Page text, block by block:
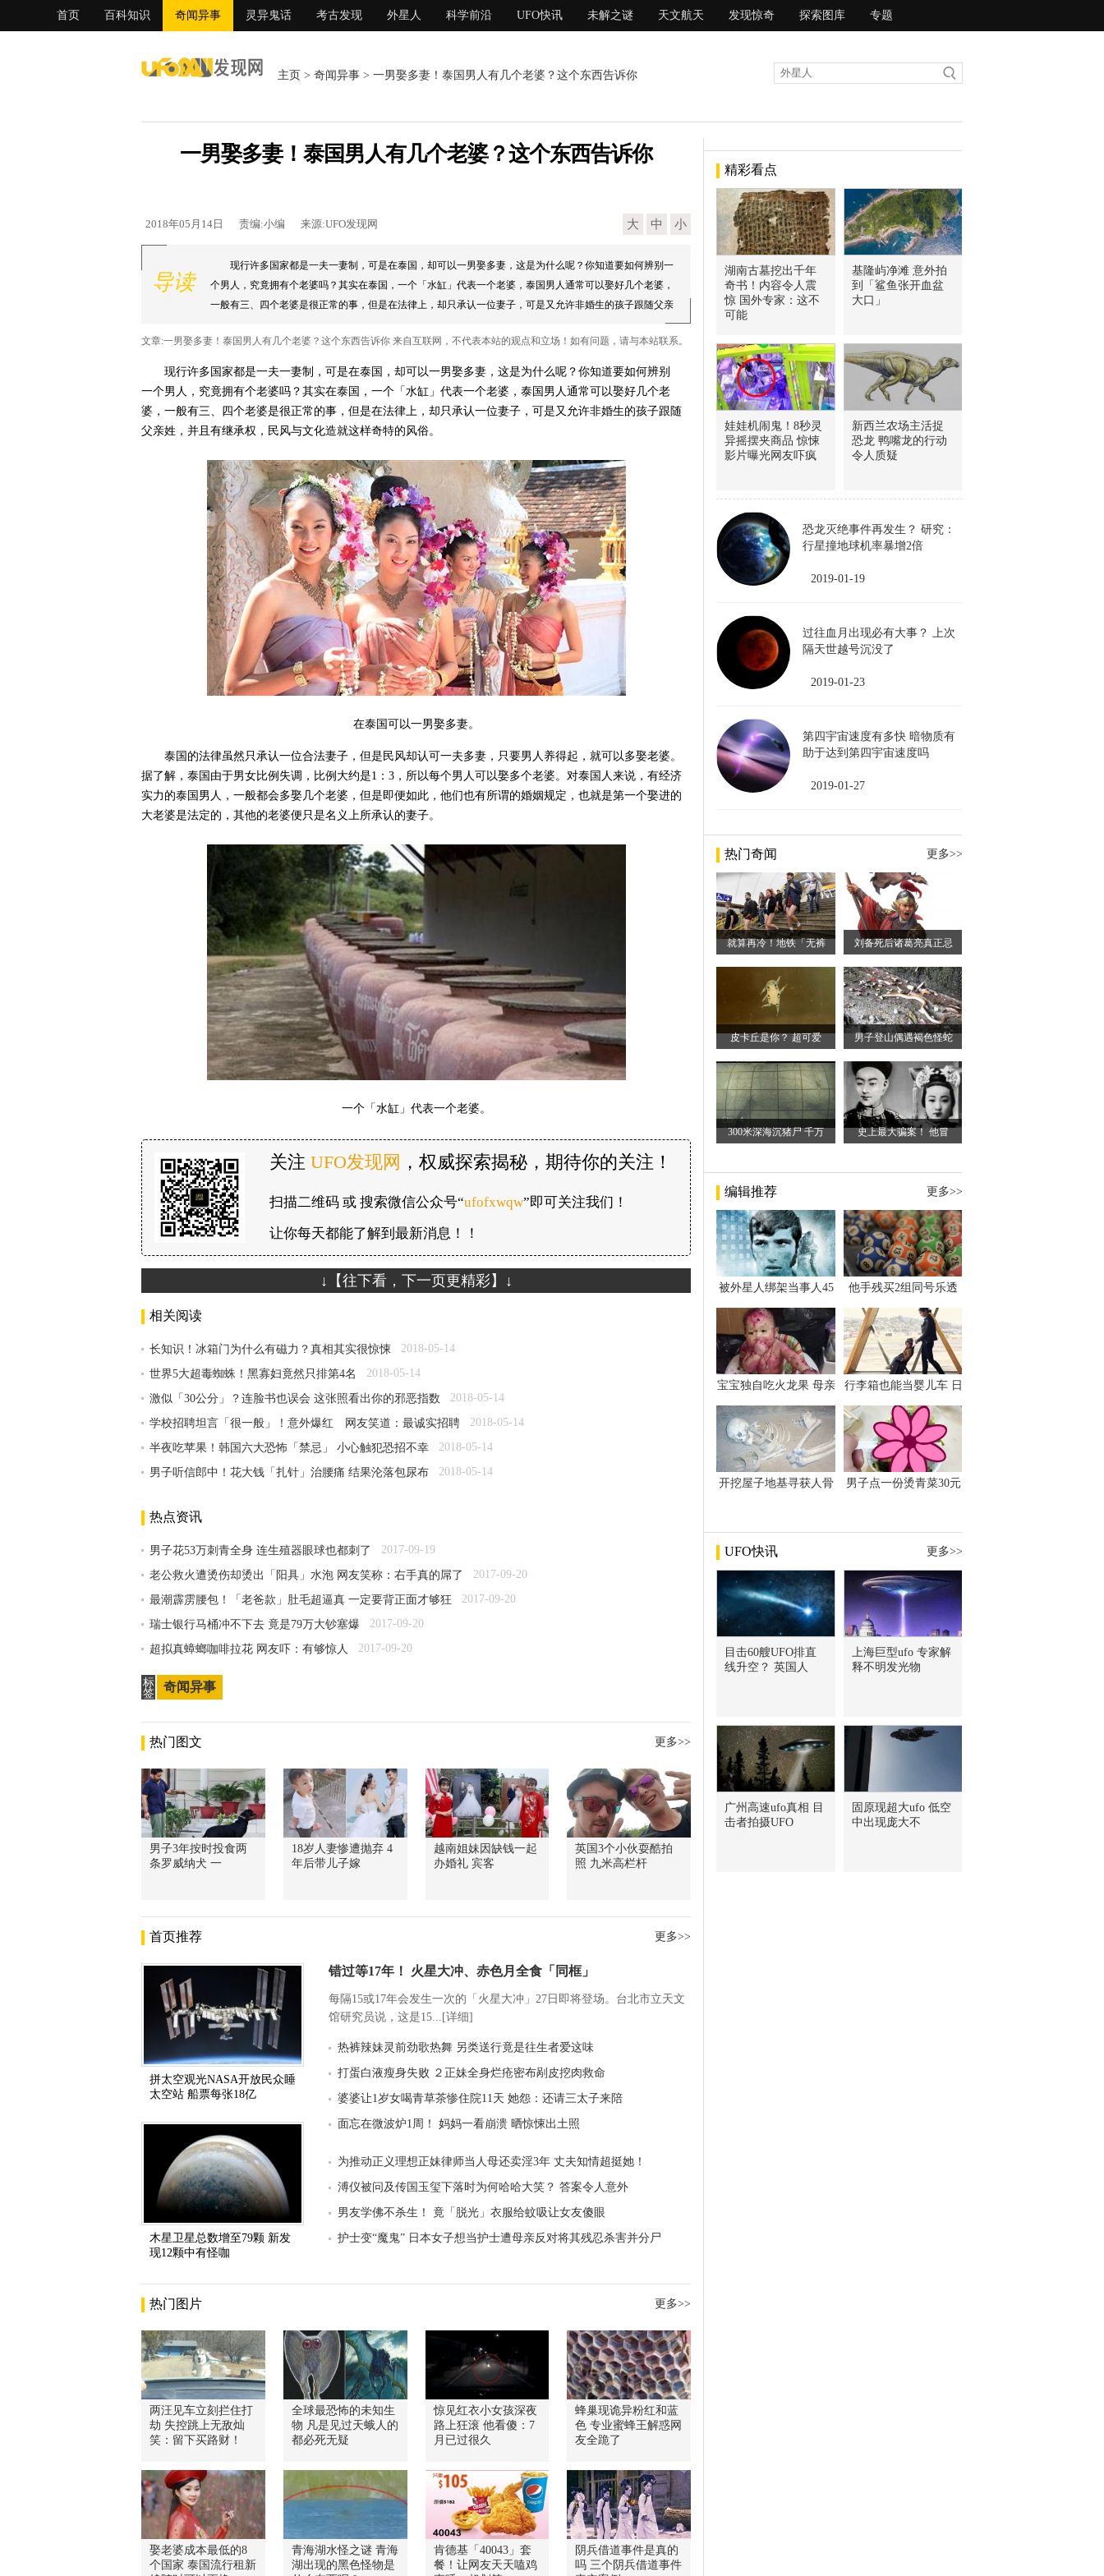
首页 百科知识 奇闻异事 灵异鬼话 考古发现 外星人 科学前沿 UFO快讯 未解之谜 天文航天 发现惊奇 探索图库 专题
主页 > 奇闻异事 > 一男娶多妻！泰国男人有几个老婆？这个东西告诉你
一男娶多妻！泰国男人有几个老婆？这个东西告诉你
2018年05月14日 责编:小编 来源:UFO发现网 大 中 小
导读
现行许多国家都是一夫一妻制，可是在泰国，却可以一男娶多妻，这是为什么呢？你知道要如何辨别一
个男人，究竟拥有个老婆吗？其实在泰国，一个「水缸」代表一个老婆，泰国男人通常可以娶好几个老婆，
一般有三、四个老婆是很正常的事，但是在法律上，却只承认一位妻子，可是又允许非婚生的孩子跟随父亲
文章:一男娶多妻！泰国男人有几个老婆？这个东西告诉你 来自互联网，不代表本站的观点和立场！如有问题，请与本站联系。
现行许多国家都是一夫一妻制，可是在泰国，却可以一男娶多妻，这是为什么呢？你知道要如何辨别
一个男人，究竟拥有个老婆吗？其实在泰国，一个「水缸」代表一个老婆，泰国男人通常可以娶好几个老
婆，一般有三、四个老婆是很正常的事，但是在法律上，却只承认一位妻子，可是又允许非婚生的孩子跟随
父亲姓，并且有继承权，民风与文化造就这样奇特的风俗。
在泰国可以一男娶多妻。
泰国的法律虽然只承认一位合法妻子，但是民风却认可一夫多妻，只要男人养得起，就可以多娶老婆。
据了解，泰国由于男女比例失调，比例大约是1：3，所以每个男人可以娶多个老婆。对泰国人来说，有经济
实力的泰国男人，一般都会多娶几个老婆，但是即便如此，他们也有所谓的婚姻规定，也就是第一个娶进的
大老婆是法定的，其他的老婆便只是名义上所承认的妻子。
一个「水缸」代表一个老婆。
关注 UFO发现网 ，权威探索揭秘，期待你的关注！
扫描二维码 或 搜索微信公众号“ufofxwqw”即可关注我们！
让你每天都能了解到最新消息！！
↓【往下看，下一页更精彩】↓
相关阅读
长知识！冰箱门为什么有磁力？真相其实很惊悚 2018-05-14
世界5大超毒蜘蛛！黑寡妇竟然只排第4名 2018-05-14
激似「30公分」？连脸书也误会 这张照看出你的邪恶指数 2018-05-14
学校招聘坦言「很一般」！意外爆红 网友笑道：最诚实招聘 2018-05-14
半夜吃苹果！韩国六大恐怖「禁忌」 小心触犯恐招不幸 2018-05-14
男子听信郎中！花大钱「扎针」治腰痛 结果沦落包尿布 2018-05-14
热点资讯
男子花53万刺青全身 连生殖器眼球也都刺了 2017-09-19
老公救火遭烫伤却烫出「阳具」水泡 网友笑称：右手真的屌了 2017-09-20
最潮霹雳腰包！「老爸款」肚毛超逼真 一定要背正面才够狂 2017-09-20
瑞士银行马桶冲不下去 竟是79万大钞塞爆 2017-09-20
超拟真蟑螂咖啡拉花 网友吓：有够惊人 2017-09-20
标
签
奇闻异事
热门图文 更多>>
男子3年按时投食两
条罗威纳犬 一
18岁人妻惨遭抛弃 4
年后带儿子嫁
越南姐妹因缺钱一起
办婚礼 宾客
英国3个小伙耍酷拍
照 九米高栏杆
首页推荐 更多>>
拼太空观光NASA开放民众睡
太空站 船票每张18亿
木星卫星总数增至79颗 新发
现12颗中有怪咖
错过等17年！ 火星大冲、赤色月全食「同框」
每隔15或17年会发生一次的「火星大冲」27日即将登场。台北市立天文
馆研究员说，这是15...[详细]
热裤辣妹灵前劲歌热舞 另类送行竟是往生者爱这味
打蛋白液瘦身失败 ２正妹全身烂疮密布剐皮挖肉救命
婆婆让1岁女喝青草茶惨住院11天 她怨：还请三太子来陪
面忘在微波炉1周！ 妈妈一看崩溃 晒惊悚出土照
为推动正义理想正妹律师当人母还卖淫3年 丈夫知情超挺她！
溥仪被问及传国玉玺下落时为何哈哈大笑？ 答案令人意外
男友学佛不杀生！ 竟「脱光」衣服给蚊吸让女友傻眼
护士变“魔鬼” 日本女子想当护士遭母亲反对将其残忍杀害并分尸
热门图片 更多>>
两汪见车立刻拦住打
劫 失控跳上无敌灿
笑：留下买路财！
全球最恐怖的未知生
物 凡是见过天蛾人的
都必死无疑
惊见红衣小女孩深夜
路上狂滚 他看傻：7
月已过很久
蜂巢现诡异粉红和蓝
色 专业蜜蜂王解惑网
友全跪了
娶老婆成本最低的8
个国家 泰国流行租新
青海湖水怪之谜 青海
湖出现的黑色怪物是
肯德基「40043」套
餐！让网友天天嗑鸡
阴兵借道事件是真的
吗 三个阴兵借道事件
精彩看点
湖南古墓挖出千年
奇书！内容令人震
惊 国外专家：这不
可能
基隆屿净滩 意外拍
到「鲨鱼张开血盆
大口」
娃娃机闹鬼！8秒灵
异摇摆夹商品 惊悚
影片曝光网友吓疯
新西兰农场主活捉
恐龙 鸭嘴龙的行动
令人质疑
恐龙灭绝事件再发生？ 研究：
行星撞地球机率暴增2倍
2019-01-19
过往血月出现必有大事？ 上次
隔天世越号沉没了
2019-01-23
第四宇宙速度有多快 暗物质有
助于达到第四宇宙速度吗
2019-01-27
热门奇闻 更多>>
就算再冷！地铁「无裤 刘备死后诸葛亮真正忌
皮卡丘是你？ 超可爱 男子登山偶遇褐色怪蛇
300米深海沉猪尸 千万 史上最大骗案！ 他冒
编辑推荐 更多>>
被外星人绑架当事人45
斯卡古拉事件
他手残买2组同号乐透
万
宝宝独自吃火龙果 母亲
行李箱也能当婴儿车 日
开挖屋子地基寻获人骨
男子点一份烫青菜30元
UFO快讯 更多>>
目击60艘UFO排直
线升空？ 英国人
上海巨型ufo 专家解
释不明发光物
广州高速ufo真相 目
击者拍摄UFO
固原现超大ufo 低空
中出现庞大不